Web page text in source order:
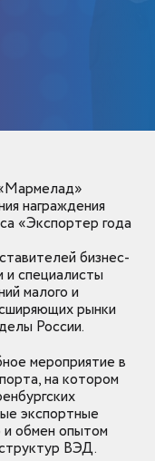
награждения
«Экспортер года
бизнес-
специалисты
малого и
рынки
России.
мероприятие в
на котором
экспортные
и обмен опытом
ВЭД.